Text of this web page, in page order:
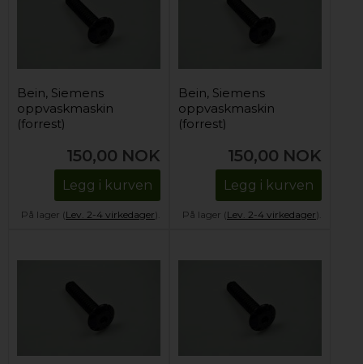
Bein, Siemens
oppvaskmaskin
(forrest)
150,00 NOK
Legg i kurven
På lager (Lev. 2-4 virkedager).
Bein, Siemens
oppvaskmaskin
(forrest)
150,00 NOK
Legg i kurven
På lager (Lev. 2-4 virkedager).